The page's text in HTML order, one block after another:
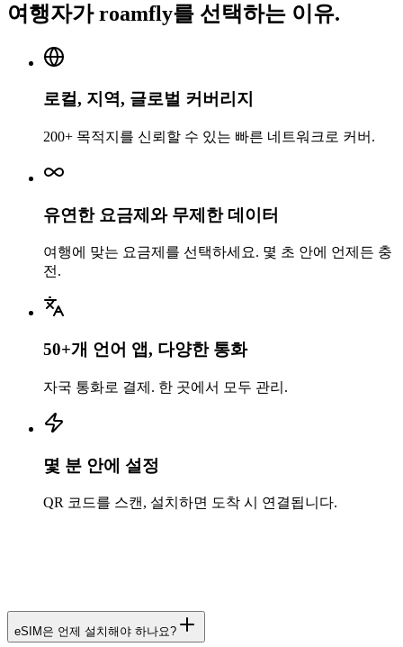
여행자가 roamfly를 선택하는 이유.
로컬, 지역, 글로벌 커버리지
200+ 목적지를 신뢰할 수 있는 빠른 네트워크로 커버.
유연한 요금제와 무제한 데이터
여행에 맞는 요금제를 선택하세요. 몇 초 안에 언제든 충
전.
50+개 언어 앱, 다양한 통화
자국 통화로 결제. 한 곳에서 모두 관리.
몇 분 안에 설정
QR 코드를 스캔, 설치하면 도착 시 연결됩니다.
eSIM은 언제 설치해야 하나요?